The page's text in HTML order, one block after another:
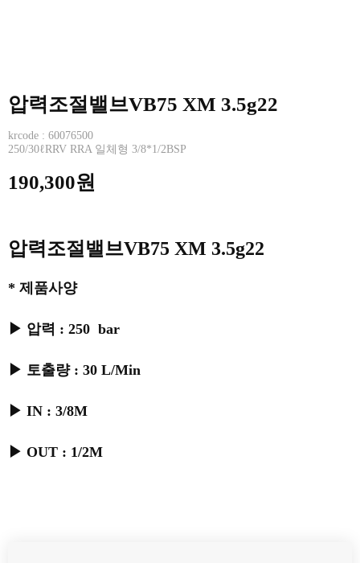
압력조절밸브VB75 XM 3.5g22
krcode : 60076500
250/30ℓRRV RRA 일체형 3/8*1/2BSP
190,300원
압력조절밸브VB75 XM 3.5g22
* 제품사양
▶ 압력 : 250 bar
▶ 토출량 : 30 L/Min
▶ IN : 3/8M
▶ OUT : 1/2M